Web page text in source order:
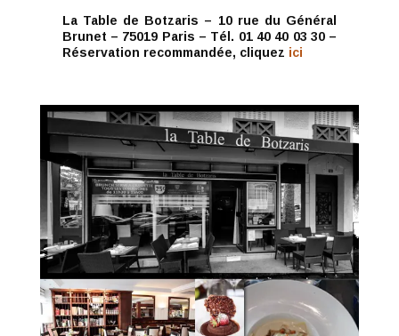
La Table de Botzaris – 10 rue du Général
Brunet – 75019 Paris – Tél. 01 40 40 03 30 –
Réservation recommandée, cliquez ici